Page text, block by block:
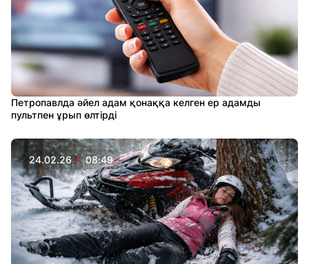
Петропавлда әйел адам қонаққа келген ер адамды
пультпен ұрып өлтірді
24.02.26 08:49